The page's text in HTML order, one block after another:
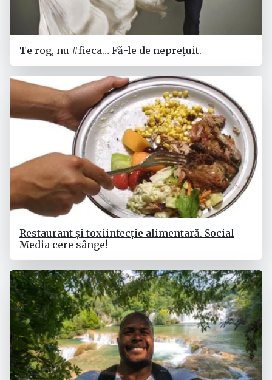
Te rog, nu #fieca… Fă-le de neprețuit.
Restaurant și toxiinfecție alimentară. Social
Media cere sânge!